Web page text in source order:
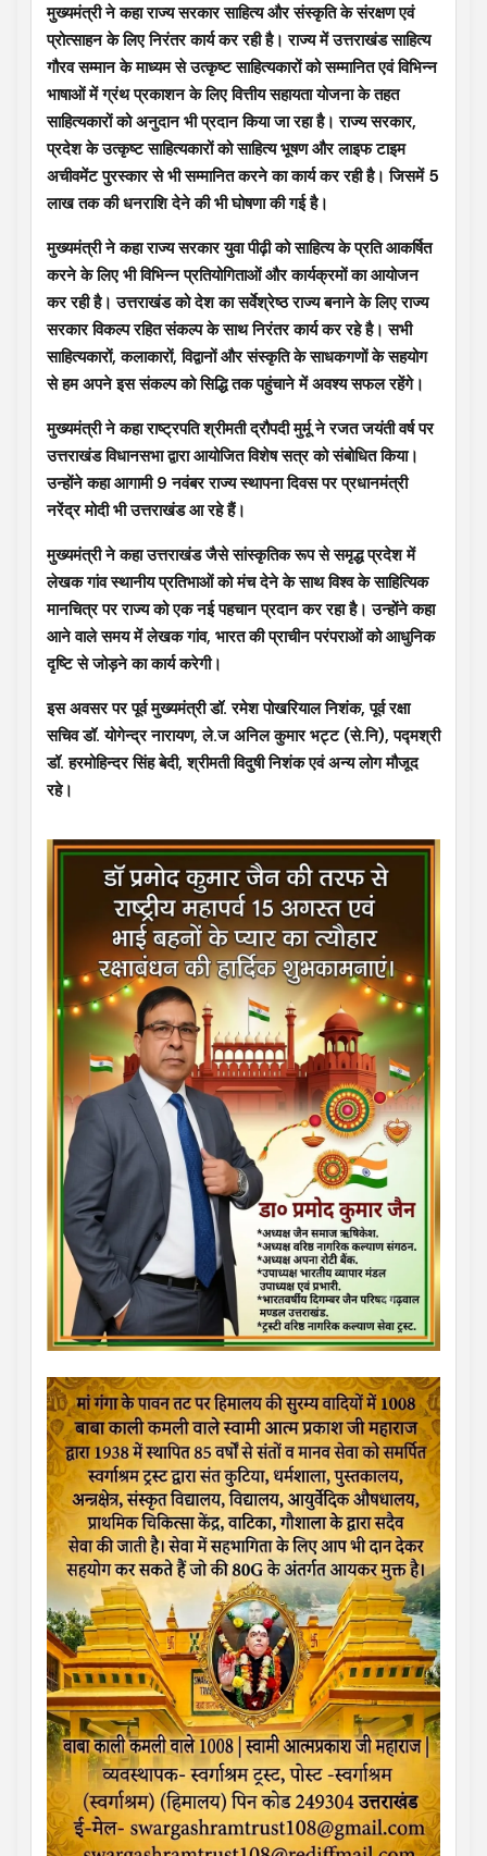
मुख्यमंत्री ने कहा राज्य सरकार साहित्य और संस्कृति के संरक्षण एवं
प्रोत्साहन के लिए निरंतर कार्य कर रही है। राज्य में उत्तराखंड साहित्य
गौरव सम्मान के माध्यम से उत्कृष्ट साहित्यकारों को सम्मानित एवं विभिन्न
भाषाओं में ग्रंथ प्रकाशन के लिए वित्तीय सहायता योजना के तहत
साहित्यकारों को अनुदान भी प्रदान किया जा रहा है। राज्य सरकार,
प्रदेश के उत्कृष्ट साहित्यकारों को साहित्य भूषण और लाइफ टाइम
अचीवमेंट पुरस्कार से भी सम्मानित करने का कार्य कर रही है। जिसमें 5
लाख तक की धनराशि देने की भी घोषणा की गई है।
मुख्यमंत्री ने कहा राज्य सरकार युवा पीढ़ी को साहित्य के प्रति आकर्षित
करने के लिए भी विभिन्न प्रतियोगिताओं और कार्यक्रमों का आयोजन
कर रही है। उत्तराखंड को देश का सर्वेश्रेष्ठ राज्य बनाने के लिए राज्य
सरकार विकल्प रहित संकल्प के साथ निरंतर कार्य कर रहे है। सभी
साहित्यकारों, कलाकारों, विद्वानों और संस्कृति के साधकगणों के सहयोग
से हम अपने इस संकल्प को सिद्धि तक पहुंचाने में अवश्य सफल रहेंगे।
मुख्यमंत्री ने कहा राष्ट्रपति श्रीमती द्रौपदी मुर्मू ने रजत जयंती वर्ष पर
उत्तराखंड विधानसभा द्वारा आयोजित विशेष सत्र को संबोधित किया।
उन्होंने कहा आगामी 9 नवंबर राज्य स्थापना दिवस पर प्रधानमंत्री
नरेंद्र मोदी भी उत्तराखंड आ रहे हैं।
मुख्यमंत्री ने कहा उत्तराखंड जैसे सांस्कृतिक रूप से समृद्ध प्रदेश में
लेखक गांव स्थानीय प्रतिभाओं को मंच देने के साथ विश्व के साहित्यिक
मानचित्र पर राज्य को एक नई पहचान प्रदान कर रहा है। उन्होंने कहा
आने वाले समय में लेखक गांव, भारत की प्राचीन परंपराओं को आधुनिक
दृष्टि से जोड़ने का कार्य करेगी।
इस अवसर पर पूर्व मुख्यमंत्री डॉ. रमेश पोखरियाल निशंक, पूर्व रक्षा
सचिव डॉ. योगेन्द्र नारायण, ले.ज अनिल कुमार भट्ट (से.नि), पद्मश्री
डॉ. हरमोहिन्दर सिंह बेदी, श्रीमती विदुषी निशंक एवं अन्य लोग मौजूद
रहे।